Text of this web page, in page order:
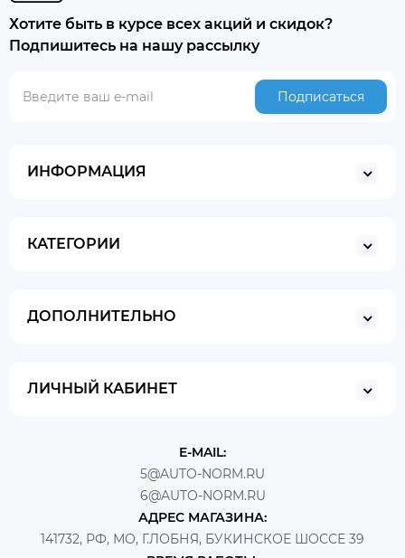
Хотите быть в курсе всех акций и скидок?
Подпишитесь на нашу рассылку
Подписаться
ИНФОРМАЦИЯ
КАТЕГОРИИ
ДОПОЛНИТЕЛЬНО
ЛИЧНЫЙ КАБИНЕТ
E-MAIL:
5@AUTO-NORM.RU
6@AUTO-NORM.RU
АДРЕС МАГАЗИНА:
141732, РФ, МО, Г.ЛОБНЯ, БУКИНСКОЕ ШОССЕ 39